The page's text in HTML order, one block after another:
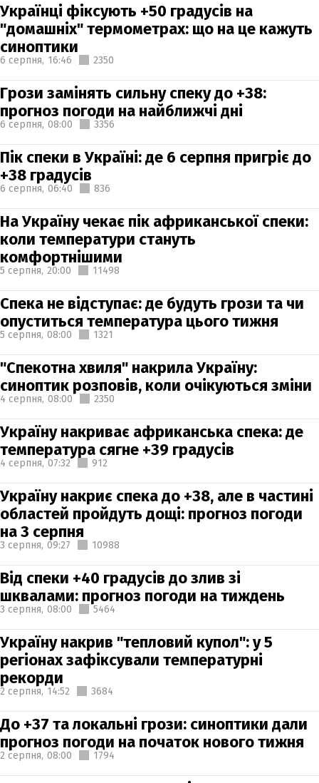
Українці фіксують +50 градусів на
"домашніх" термометрах: що на це кажуть
синоптики
6 серпня, 16:46 2350
Грози замінять сильну спеку до +38:
прогноз погоди на найближчі дні
6 серпня, 08:00 3356
Пік спеки в Україні: де 6 серпня пригріє до
+38 градусів
6 серпня, 06:40 836
На Україну чекає пік африканської спеки:
коли температури стануть
комфортнішими
5 серпня, 20:00 11498
Спека не відступає: де будуть грози та чи
опуститься температура цього тижня
5 серпня, 08:00 1321
"Спекотна хвиля" накрила Україну:
синоптик розповів, коли очікуються зміни
4 серпня, 08:00 2350
Україну накриває африканська спека: де
температура сягне +39 градусів
4 серпня, 07:32 912
Україну накриє спека до +38, але в частині
областей пройдуть дощі: прогноз погоди
на 3 серпня
3 серпня, 09:27 10988
Від спеки +40 градусів до злив зі
шквалами: прогноз погоди на тиждень
3 серпня, 08:00 5464
Україну накрив "тепловий купол": у 5
регіонах зафіксували температурні
рекорди
2 серпня, 14:52 3684
До +37 та локальні грози: синоптики дали
прогноз погоди на початок нового тижня
2 серпня, 08:00 1794